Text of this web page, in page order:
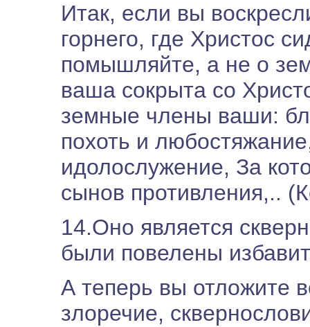
Итак, если вы
горнего, где Христос
помышляйте, а не о
ваша сокрыта со
земные члены ваши:
похоть и
идолослужение, За
сынов противления,..
14.Оно является
были повелены
А теперь вы отложите
злоречие,